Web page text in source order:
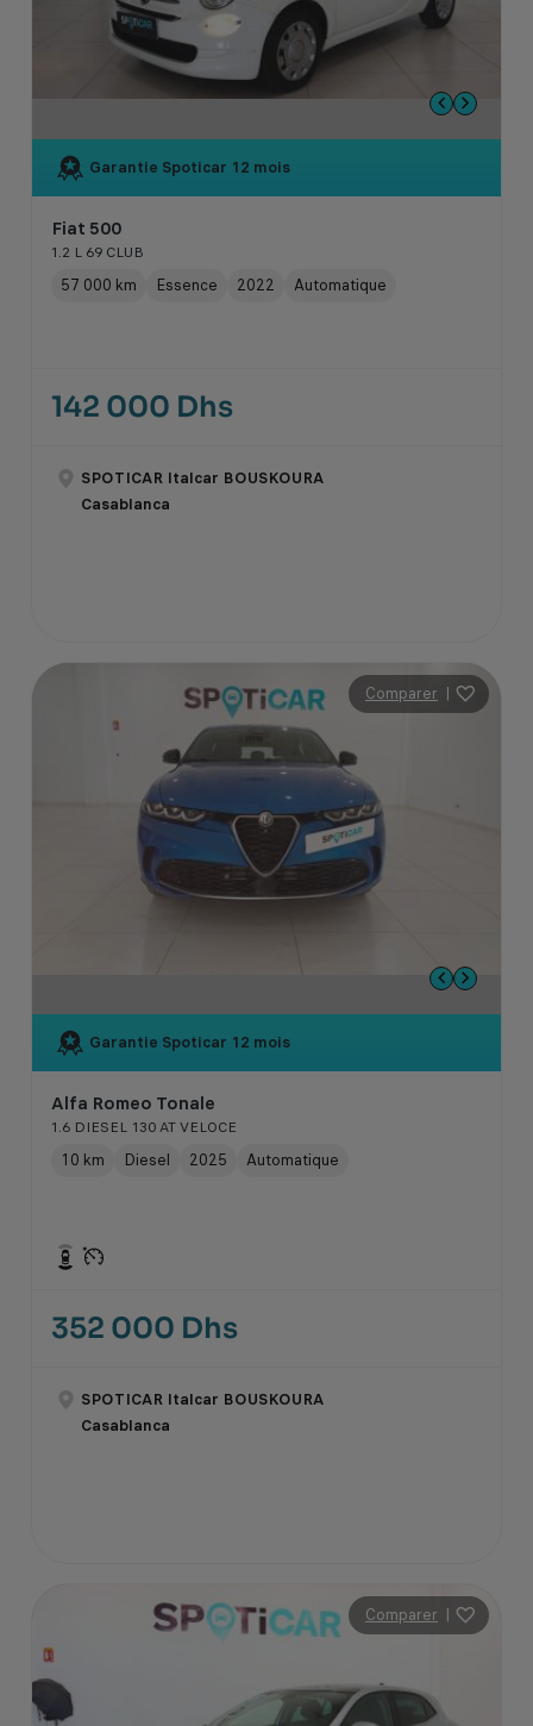
Garantie Spoticar 12 mois
Fiat 500
1.2 L 69 CLUB
57 000 km Essence 2022 Automatique
142 000 Dhs
SPOTICAR Italcar BOUSKOURA
Casablanca
Comparer |
Garantie Spoticar 12 mois
Alfa Romeo Tonale
1.6 DIESEL 130 AT VELOCE
10 km Diesel 2025 Automatique
352 000 Dhs
SPOTICAR Italcar BOUSKOURA
Casablanca
Comparer |